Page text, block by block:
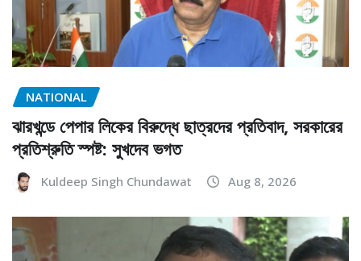
NATIONAL
ঝারখন্ডে পেপার লিকের বিরুদ্ধে ছাত্রদের প্রতিবাদ, সরকারের
প্রতিশ্রুতি স্পষ্ট: সুখদেব ভগত
Kuldeep Singh Chundawat Aug 8, 2026